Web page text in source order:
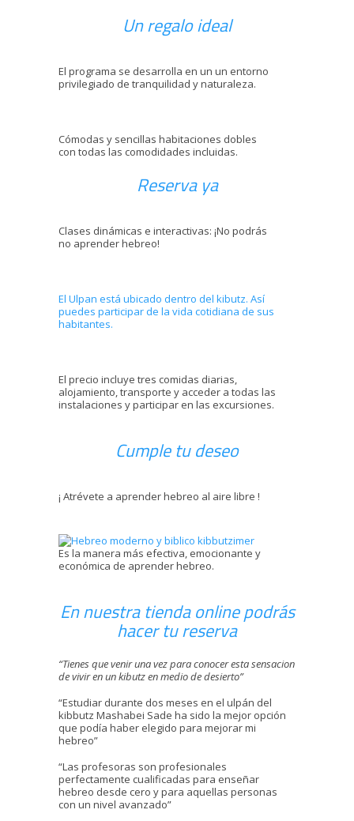
Un regalo ideal
El programa se desarrolla en un un entorno
privilegiado de tranquilidad y naturaleza.
Cómodas y sencillas habitaciones dobles
con todas las comodidades incluidas.
Reserva ya
Clases dinámicas e interactivas: ¡No podrás
no aprender hebreo!
El Ulpan está ubicado dentro del kibutz. Así
puedes participar de la vida cotidiana de sus
habitantes.
El precio incluye tres comidas diarias,
alojamiento, transporte y acceder a todas las
instalaciones y participar en las excursiones.
Cumple tu deseo
¡ Atrévete a aprender hebreo al aire libre !
Es la manera más efectiva, emocionante y
económica de aprender hebreo.
En nuestra tienda online podrás
hacer tu reserva
“Tienes que venir una vez para conocer esta sensacion
de vivir en un kibutz en medio de desierto”
“Estudiar durante dos meses en el ulpán del
kibbutz Mashabei Sade ha sido la mejor opción
que podía haber elegido para mejorar mi
hebreo”
“Las profesoras son profesionales
perfectamente cualificadas para enseñar
hebreo desde cero y para aquellas personas
con un nivel avanzado”